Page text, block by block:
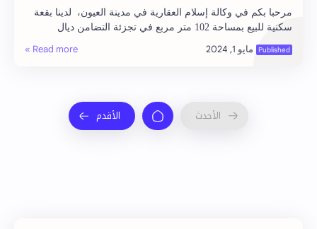
مرحبا بكم في وكالة إسلام العقارية في مدينة العيون، لدينا بقعة
سكنية للبيع بمساحة 102 متر مربع في تجزئة التضامن ديال
البوليس. هذه البقعة خالصة جميع ا…